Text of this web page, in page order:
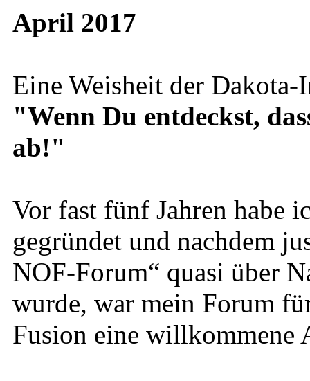
April 2017
Eine Weisheit der Dakota-
"Wenn Du entdeckst,
ab!"
Vor fast fünf Jahren habe
gegründet und nachdem
NOF-Forum“ quasi über
wurde, war mein Forum
Fusion eine willkommene